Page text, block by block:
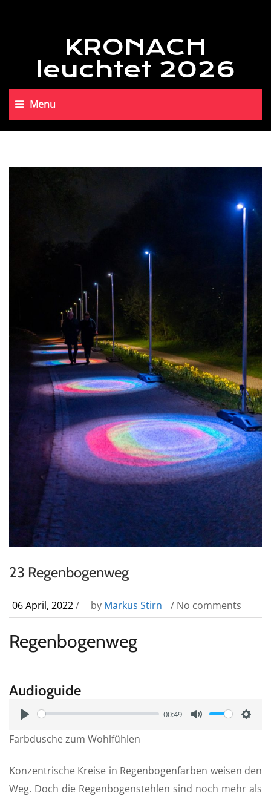
KRONACH
leuchtet 2026
Menu
23 Regenbogenweg
06 April, 2022/ by Markus Stirn / No comments
Regenbogenweg
Audioguide
l
y
00:49
e
t
Farbdusche zum Wohlfühlen
Konzentrische Kreise in Regenbogenfarben weisen den
Weg. Doch die Regenbogenstehlen sind noch mehr als